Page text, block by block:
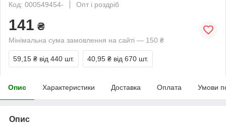
Код: 000549454-
Опт і роздріб
141 ₴
Мінімальна сума замовлення на сайті — 150 ₴
59,15 ₴ від 440 шт. 40,95 ₴ від 670 шт.
Опис Характеристики Доставка Оплата Умови
Опис